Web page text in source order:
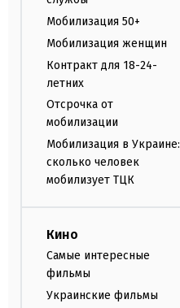
Мобилизация 50+
Мобилизация женщин
Контракт для 18-24-
летних
Отсрочка от
мобилизации
Мобилизация в Украине:
сколько человек
мобилизует ТЦК
Кино
Самые интересные
фильмы
Украинские фильмы